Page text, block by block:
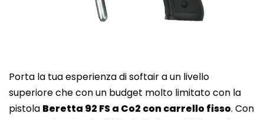
Porta la tua esperienza di softair a un livello
superiore che con un budget molto limitato con la
pistola Beretta 92 FS a Co2 con carrello fisso. Con